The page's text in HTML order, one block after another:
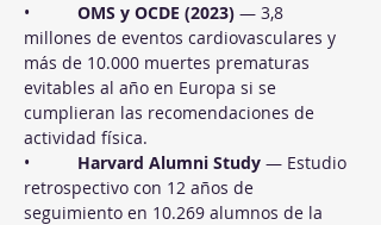
• OMS y OCDE (2023) — 3,8
millones de eventos cardiovasculares y
más de 10.000 muertes prematuras
evitables al año en Europa si se
cumplieran las recomendaciones de
actividad física.
• Harvard Alumni Study — Estudio
retrospectivo con 12 años de
seguimiento en 10.269 alumnos de la